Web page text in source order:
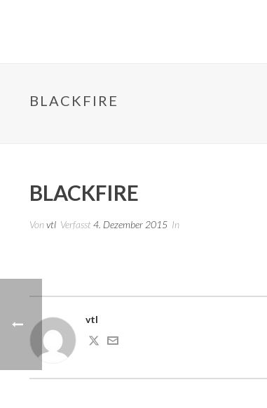
BLACKFIRE
BLACKFIRE
Vonvtl Verfasst4. Dezember 2015 In
vtl